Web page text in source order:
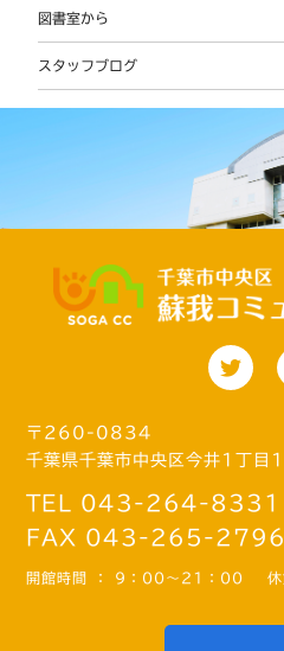
図書室から
スタッフブログ
〒260-0834
千葉県千葉市中央区今井1丁
TEL 043-264-8331
FAX 043-265-2796
開館時間 ： 9：00～21：00